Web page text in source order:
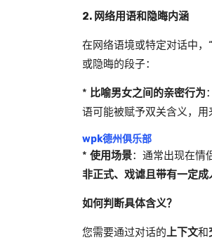
2. 网络用语和隐晦内涵
在网络语境或特定对话中
或隐晦的段子：
* 比喻男女之间的亲密行为
语可能被赋予双关含义，用
wpk德州俱乐部
* 使用场景：通常出现在情
非正式、戏谑且带有一定成
如何判断具体含义？
您需要通过对话的上下文和